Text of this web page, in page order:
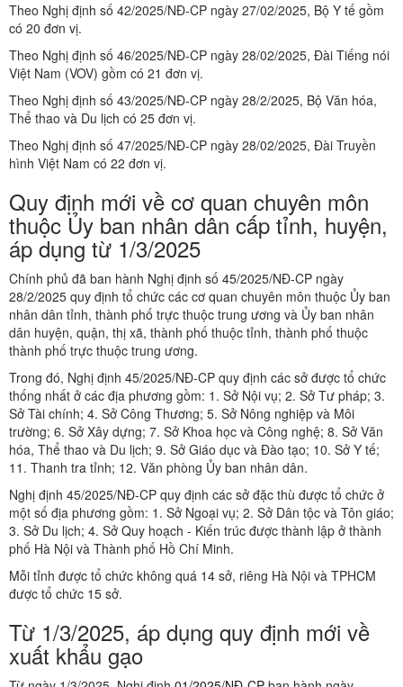
Theo Nghị định số 42/2025/NĐ-CP ngày 27/02/2025, Bộ Y tế gồm
có 20 đơn vị.
Theo Nghị định số 46/2025/NĐ-CP ngày 28/02/2025, Đài Tiếng nói
Việt Nam (VOV) gồm có 21 đơn vị.
Theo Nghị định số 43/2025/NĐ-CP ngày 28/2/2025, Bộ Văn hóa,
Thể thao và Du lịch có 25 đơn vị.
Theo Nghị định số 47/2025/NĐ-CP ngày 28/02/2025, Đài Truyền
hình Việt Nam có 22 đơn vị.
Quy định mới về cơ quan chuyên môn
thuộc Ủy ban nhân dân cấp tỉnh, huyện,
áp dụng từ 1/3/2025
Chính phủ đã ban hành Nghị định số 45/2025/NĐ-CP ngày
28/2/2025 quy định tổ chức các cơ quan chuyên môn thuộc Ủy ban
nhân dân tỉnh, thành phố trực thuộc trung ương và Ủy ban nhân
dân huyện, quận, thị xã, thành phố thuộc tỉnh, thành phố thuộc
thành phố trực thuộc trung ương.
Trong đó, Nghị định 45/2025/NĐ-CP quy định các sở được tổ chức
thống nhất ở các địa phương gồm: 1. Sở Nội vụ; 2. Sở Tư pháp; 3.
Sở Tài chính; 4. Sở Công Thương; 5. Sở Nông nghiệp và Môi
trường; 6. Sở Xây dựng; 7. Sở Khoa học và Công nghệ; 8. Sở Văn
hóa, Thể thao và Du lịch; 9. Sở Giáo dục và Đào tạo; 10. Sở Y tế;
11. Thanh tra tỉnh; 12. Văn phòng Ủy ban nhân dân.
Nghị định 45/2025/NĐ-CP quy định các sở đặc thù được tổ chức ở
một số địa phương gồm: 1. Sở Ngoại vụ; 2. Sở Dân tộc và Tôn giáo;
3. Sở Du lịch; 4. Sở Quy hoạch - Kiến trúc được thành lập ở thành
phố Hà Nội và Thành phố Hồ Chí Minh.
Mỗi tỉnh được tổ chức không quá 14 sở, riêng Hà Nội và TPHCM
được tổ chức 15 sở.
Từ 1/3/2025, áp dụng quy định mới về
xuất khẩu gạo